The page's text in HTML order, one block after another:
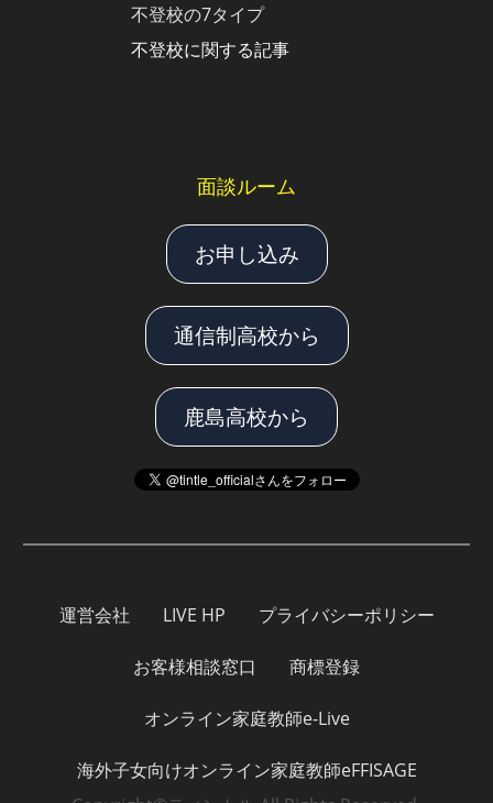
不登校の7タイプ
不登校に関する記事
面談ルーム
お申し込み
通信制高校から
鹿島高校から
運営会社 LIVE HP プライバシーポリシー
お客様相談窓口 商標登録
オンライン家庭教師e-Live
海外子女向けオンライン家庭教師eFFISAGE